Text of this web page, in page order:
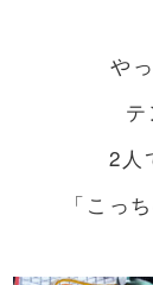
や
2人
「こっ